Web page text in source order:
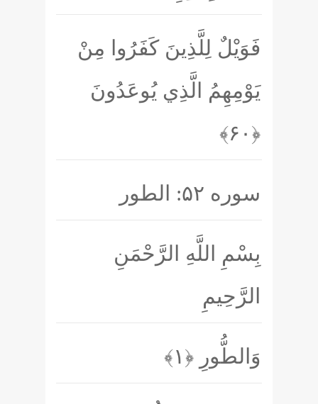
فَوَيْلٌ لِلَّذِينَ كَفَرُوا مِنْ
يَوْمِهِمُ الَّذِي يُوعَدُونَ
﴿۶۰﴾
سوره ۵۲: الطور
بِسْمِ اللَّهِ الرَّحْمَنِ
الرَّحِيمِ
وَالطُّورِ ﴿۱﴾